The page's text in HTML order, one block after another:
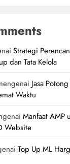
Strategi
dan Tata Kelola
Jasa
Waktu
Manfaat AMP
Website
Top Up ML